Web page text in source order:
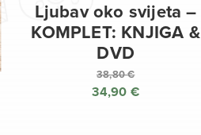
Ljubav oko svijeta –
KOMPLET: KNJIGA &
DVD
38,80€
Izvorna
34,90 €